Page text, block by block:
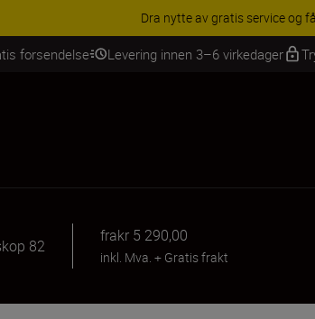
Dra nytte av gratis service og
forsendelse Levering innen 3–6 virkedager
82
frakr 5 290,00
inkl. Mva. + Gratis frakt